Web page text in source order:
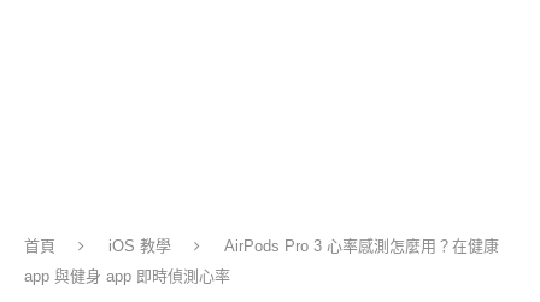
首頁 iOS 教學
AirPods Pro 3 心率感測怎麼用？在健康
app 與健身 app 即時偵測心率